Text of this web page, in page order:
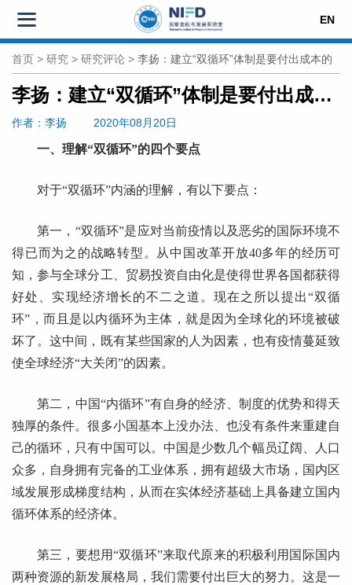
EN
首页 > 研究 > 研究评论 > 李扬：建立“双循环”体制是要付出成本的
李扬：建立“双循环”体制是要付出成本的
作者 ：李扬 2020年08月20日
一、理解“双循环”的四个要点
对于“双循环”内涵的理解，有以下要点：
第一，“双循环”是应对当前疫情以及恶劣的国际环境不
得已而为之的战略转型。从中国改革开放40多年的经历可
知，参与全球分工、贸易投资自由化是使得世界各国都获得
好处、实现经济增长的不二之道。现在之所以提出“双循
环”，而且是以内循环为主体，就是因为全球化的环境被破
坏了。这中间，既有某些国家的人为因素，也有疫情蔓延致
使全球经济“大关闭”的因素。
第二，中国“内循环”有自身的经济、制度的优势和得天
独厚的条件。很多小国基本上没办法、也没有条件来重建自
己的循环，只有中国可以。中国是少数几个幅员辽阔、人口
众多，自身拥有完备的工业体系，拥有超级大市场，国内区
域发展形成梯度结构，从而在实体经济基础上具备建立国内
循环体系的经济体。
第三，要想用“双循环”来取代原来的积极利用国际国内
两种资源的新发展格局，我们需要付出巨大的努力。这是一